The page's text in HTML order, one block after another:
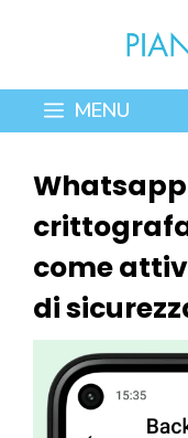
contenuto
MENU
come
di